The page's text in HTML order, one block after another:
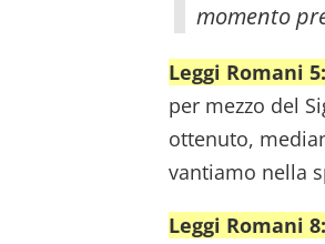
momento
Leggi Romani
per mezzo del
ottenuto,
vantiamo nella
Leggi Romani